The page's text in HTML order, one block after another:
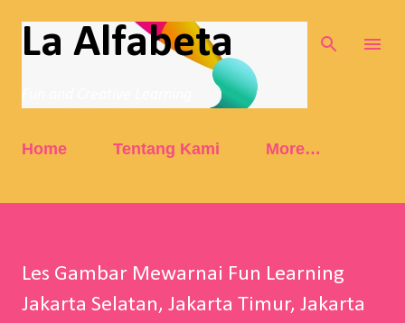
Skip to main content
La Alfabeta
Home Tentang Kami More…
Les Gambar Mewarnai Fun Learning
Jakarta Selatan, Jakarta Timur, Jakarta